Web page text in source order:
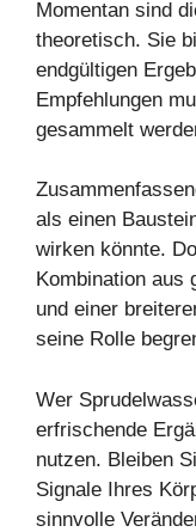
Momentan sind
theoretisch. Sie
endgültigen
Empfehlungen
gesammelt
als einen
wirken könnte.
Kombination aus
und einer
seine Rolle
Wer
erfrischende
nutzen. Bleiben
Signale Ihres
sinnvolle